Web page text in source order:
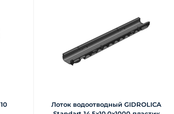
Лоток водоотводный GIDROLICA